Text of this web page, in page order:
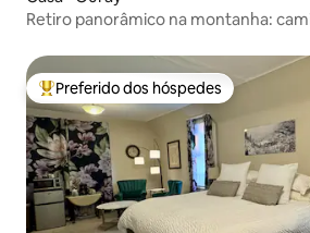
Retiro panorâmico na montanha:
Entre os melhores preferidos dos
Preferido dos hóspedes